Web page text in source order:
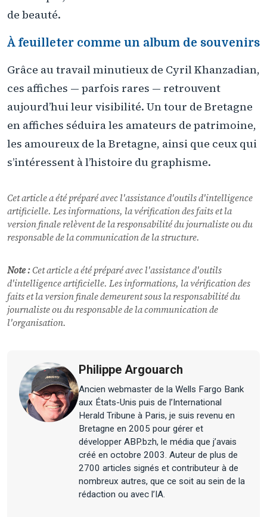
de beauté.
À feuilleter comme un album de souvenirs
Grâce au travail minutieux de Cyril Khanzadian,
ces affiches — parfois rares — retrouvent
aujourd’hui leur visibilité. Un tour de Bretagne
en affiches séduira les amateurs de patrimoine,
les amoureux de la Bretagne, ainsi que ceux qui
s’intéressent à l’histoire du graphisme.
Cet article a été préparé avec l'assistance d'outils d'intelligence
artificielle. Les informations, la vérification des faits et la
version finale relèvent de la responsabilité du journaliste ou du
responsable de la communication de la structure.
Note :Cet article a été préparé avec l'assistance d'outils
d'intelligence artificielle. Les informations, la vérification des
faits et la version finale demeurent sous la responsabilité du
journaliste ou du responsable de la communication de
l'organisation.
Philippe Argouarch
Ancien webmaster de la Wells Fargo Bank
aux États-Unis puis de l’International
Herald Tribune à Paris, je suis revenu en
Bretagne en 2005 pour gérer et
développer ABP.bzh, le média que j’avais
créé en octobre 2003. Auteur de plus de
2700 articles signés et contributeur à de
nombreux autres, que ce soit au sein de la
rédaction ou avec l’IA.